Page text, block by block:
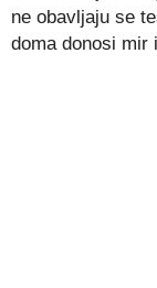
ne obavljaju se
doma donosi mir